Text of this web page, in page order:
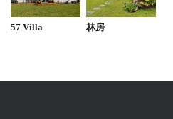
57 Villa 林房